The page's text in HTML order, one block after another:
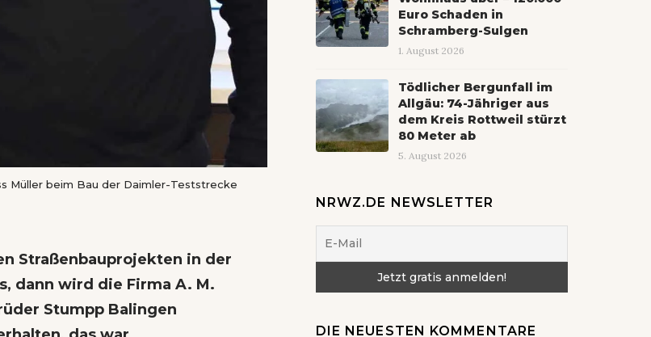
Müller beim Bau der Daimler-Teststrecke
Straßenbauprojekten in der
dann wird die Firma A. M.
Stumpp Balingen
Euro Schaden in
Schramberg-Sulgen
1. August 2026
Tödlicher Bergunfall im
Allgäu: 74-Jähriger aus
dem Kreis Rottweil stürzt
80 Meter ab
5. August 2026
NRWZ.DE NEWSLETTER
DIE NEUESTEN KOMMENTARE